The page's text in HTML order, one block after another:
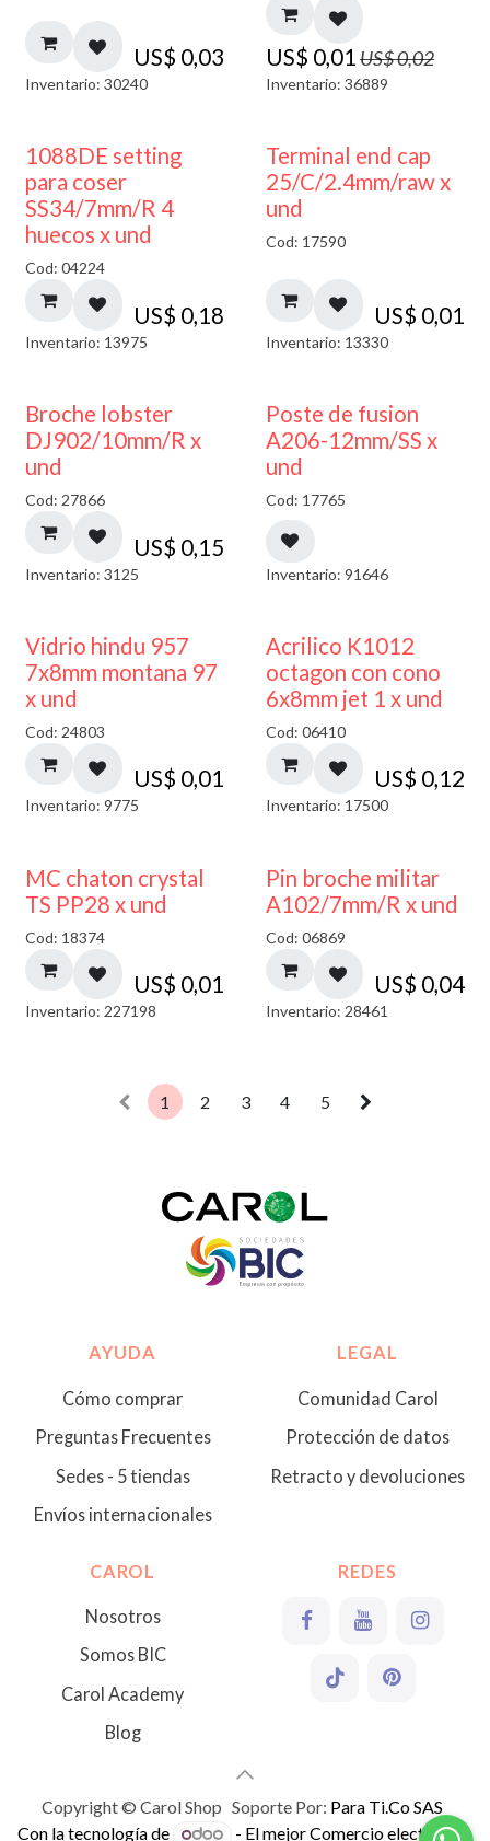
US$ 0,03
Inventario: 30240
US$ 0,01 US$0,02
Inventario: 36889
1088DE setting
para coser
SS34/7mm/R 4
huecos x und
Cod: 04224
US$ 0,18
Inventario: 13975
Terminal end cap
25/C/2.4mm/raw x
und
Cod: 17590
US$ 0,01
Inventario: 13330
Broche lobster
DJ902/10mm/R x
und
Cod: 27866
US$ 0,15
Inventario: 3125
Poste de fusion
A206-12mm/SS x
und
Cod: 17765
Inventario: 91646
40% DESCUENTO
Vidrio hindu 957
7x8mm montana 97
x und
Cod: 24803
US$ 0,01
Inventario: 9775
Acrilico K1012
octagon con cono
6x8mm jet 1 x und
Cod: 06410
US$ 0,12
Inventario: 17500
MC chaton crystal
TS PP28 x und
Cod: 18374
US$ 0,01
Inventario: 227198
Pin broche militar
A102/7mm/R x und
Cod: 06869
US$ 0,04
Inventario: 28461
1 2 3 4 5
AYUDA
Cómo comprar
Preguntas Frecuentes
Sedes - 5 tiendas
Envíos internacionales
LEGAL
Comunidad Carol
Protección de datos
Retracto y devoluciones
CAROL
Nosotros
Somos BIC
Carol Academy
Blog
REDES
Copyright © Carol Shop Soporte Por: Para Ti.Co SAS
Con la tecnología de
- El mejorComercio electrónico